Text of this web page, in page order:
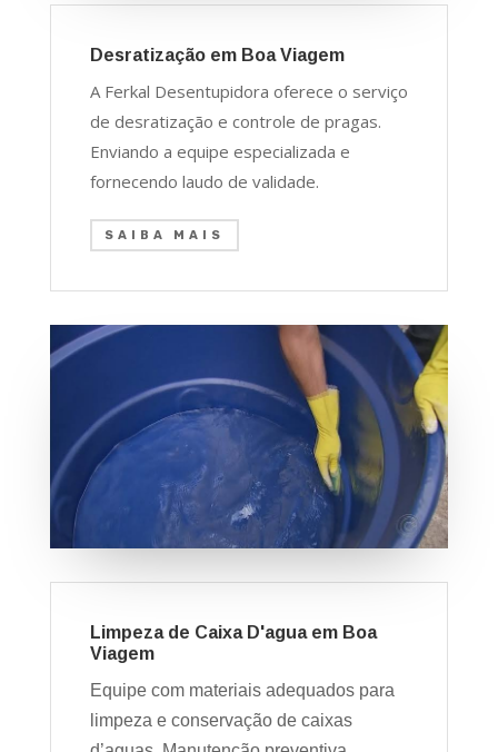
Desratização em Boa Viagem
A Ferkal Desentupidora oferece o serviço
de desratização e controle de pragas.
Enviando a equipe especializada e
fornecendo laudo de validade.
SAIBA MAIS
Limpeza de Caixa D'agua em Boa
Viagem
Equipe com materiais adequados para
limpeza e conservação de caixas